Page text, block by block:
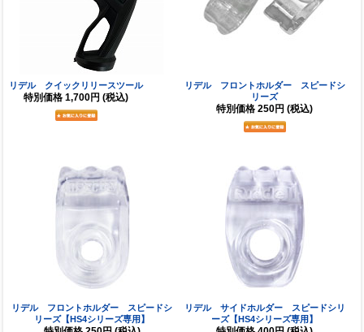
リデル クイックリリースツール
特別価格 1,700円 (税込)
リデル フロントホルダー スピードシ
リーズ
特別価格 250円 (税込)
リデル フロントホルダー スピードシ
リーズ【HS4シリーズ専用】
リデル サイドホルダー スピードシリ
ーズ【HS4シリーズ専用】